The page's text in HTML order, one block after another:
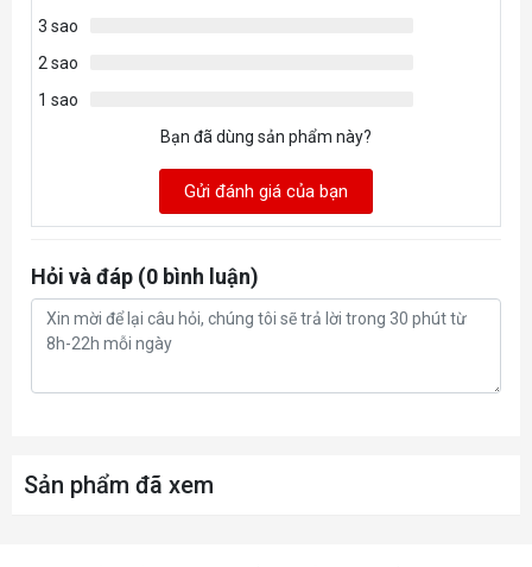
3 sao
2 sao
1 sao
Bạn đã dùng sản phẩm này?
Gửi đánh giá của bạn
Hỏi và đáp (0 bình luận)
Sản phẩm đã xem